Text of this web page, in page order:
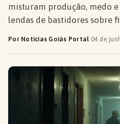
misturam produção, medo e
lendas de bastidores sobre
Por Notícias Goiás Portal· 04 de